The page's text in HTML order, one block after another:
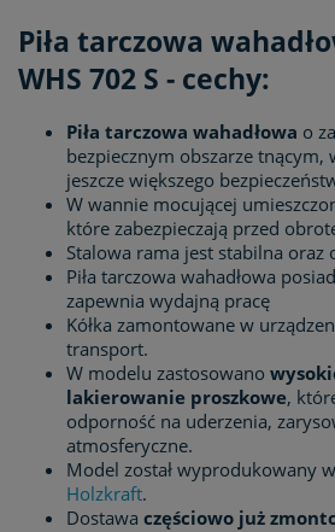
Piła tarczowa
WHS 702 S - cechy:
Piła tarczowa wahadłowa o
bezpiecznym obszarze tnącym,
jeszcze większego
W wannie mocującej
które zabezpieczają przed
Stalowa rama jest stabilna oraz
Piła tarczowa wahadłowa
zapewnia wydajną pracę
Kółka zamontowane w
transport.
W modelu zastosowano
lakierowanie proszkowe,
odporność na uderzenia,
atmosferyczne.
Model został wyprodukowany
Holzkraft.
Dostawa częściowo już